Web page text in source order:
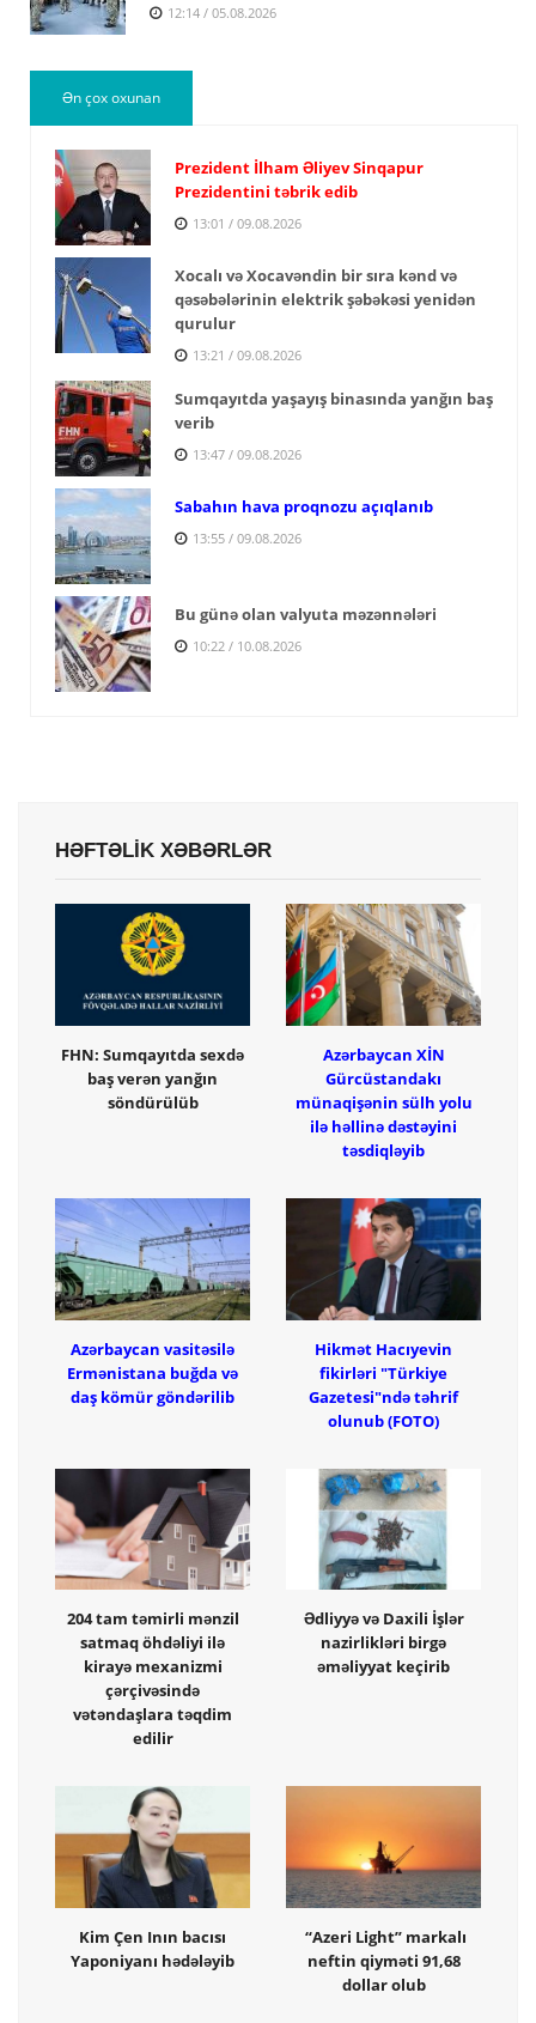
12:14 / 05.08.2026
Ən çox oxunan
Prezident İlham Əliyev Sinqapur
Prezidentini təbrik edib
13:01 / 09.08.2026
Xocalı və Xocavəndin bir sıra kənd və
qəsəbələrinin elektrik şəbəkəsi yenidən
qurulur
13:21 / 09.08.2026
Sumqayıtda yaşayış binasında yanğın baş
verib
13:47 / 09.08.2026
Sabahın hava proqnozu açıqlanıb
13:55 / 09.08.2026
Bu günə olan valyuta məzənnələri
10:22 / 10.08.2026
HƏFTƏLİK XƏBƏRLƏR
FHN: Sumqayıtda sexdə
baş verən yanğın
söndürülüb
Azərbaycan XİN
Gürcüstandakı
münaqişənin sülh yolu
ilə həllinə dəstəyini
təsdiqləyib
Azərbaycan vasitəsilə
Ermənistana buğda və
daş kömür göndərilib
Hikmət Hacıyevin
fikirləri "Türkiye
Gazetesi"ndə təhrif
olunub (FOTO)
204 tam təmirli mənzil
satmaq öhdəliyi ilə
kirayə mexanizmi
çərçivəsində
vətəndaşlara təqdim
edilir
Ədliyyə və Daxili İşlər
nazirlikləri birgə
əməliyyat keçirib
Kim Çen Inın bacısı
Yaponiyanı hədələyib
“Azeri Light” markalı
neftin qiyməti 91,68
dollar olub